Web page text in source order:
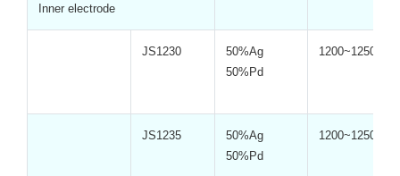
Inner electrode
JS1230
50%Ag
50%Pd
1200~1250℃
JS1235
50%Ag
50%Pd
1200~1250℃